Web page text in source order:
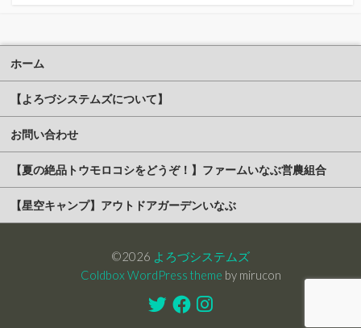
ホーム
【よろづシステムズについて】
お問い合わせ
【夏の絶品トウモロコシをどうぞ！】ファームいなぶ営農組合
【星空キャンプ】アウトドアガーデンいなぶ
©2026 よろづシステムズ
Coldbox WordPress theme by mirucon
TwitterFacebookInstagram